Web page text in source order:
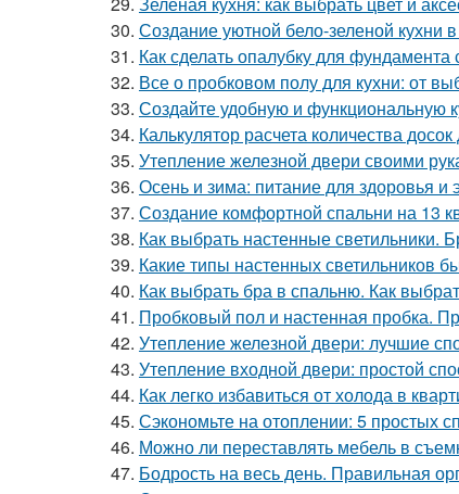
30. Создание уютной бело-зеленой кухни
31. Как сделать опалубку для
32. Все о пробковом полу для кухни: от
33. Создайте удобную и функциональную
34. Калькулятор расчета количества
35. Утепление железной двери своими
36. Осень и зима: питание для здоровья и
37. Создание комфортной спальни на 13
38. Как выбрать настенные светильники.
39. Какие типы настенных светильников
40. Как выбрать бра в спальню. Как
41. Пробковый пол и настенная пробка.
42. Утепление железной двери: лучшие
43. Утепление входной двери: простой
44. Как легко избавиться от холода в
45. Сэкономьте на отоплении: 5 простых
46. Можно ли переставлять мебель в
47. Бодрость на весь день. Правильная